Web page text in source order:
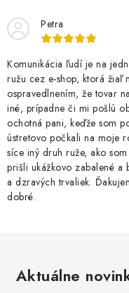
Petra
Komunikácia ľudí je na
ružu cez e-shop, ktorá žiaľ
ospravedlnením, že tovar
iné, prípadne či mi pošlú
ochotná pani, keďže som
ústretovo počkali na moje
síce iný druh ruže, ako
prišli ukážkovo zabalené a
a dzravých trvaliek.
dobré.
Aktuálne